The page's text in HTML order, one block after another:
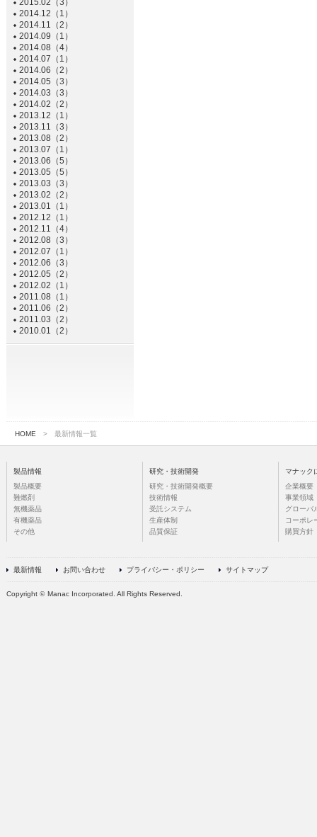
2015.02（3）
2014.12（1）
2014.11（2）
2014.09（1）
2014.08（4）
2014.07（1）
2014.06（2）
2014.05（3）
2014.03（3）
2014.02（2）
2013.12（1）
2013.11（3）
2013.08（2）
2013.07（1）
2013.06（5）
2013.05（5）
2013.03（3）
2013.02（2）
2013.01（1）
2012.12（1）
2012.11（4）
2012.08（3）
2012.07（1）
2012.06（3）
2012.05（2）
2012.02（1）
2011.08（1）
2011.06（2）
2011.03（2）
2010.01（2）
HOME > 最新情報一覧
製品情報
製品概要
難燃剤
無機薬品
有機薬品
その他
研究・技術開発
研究・技術開発概要
技術情報
受託システム
生産体制
品質保証
マナック
企業概要
事業領域
グローバ
コーポレ
購買方針
最新情報 お問い合わせ プライバシー・ポリシー サイトマップ
Copyright © Manac Incorporated. All Rights Reserved.